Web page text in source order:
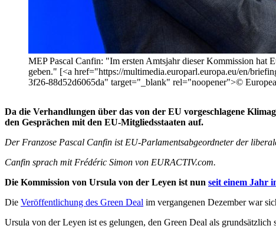
MEP Pascal Canfin: "Im ersten Amtsjahr dieser Kommission hat
geben." [<a href="https://multimedia.europarl.europa.eu/en/
3f26-88d52d6065da" target="_blank" rel="noopener">©
Da die Verhandlungen über das von der EU vorgeschlagene
den Gesprächen mit den EU-Mitgliedsstaaten auf.
Der Franzose Pascal Canfin ist EU-Parlamentsabgeordneter der
Canfin sprach mit Frédéric Simon von EURACTIV.com.
Die Kommission von Ursula von der Leyen ist nun seit einem Jahr
Die Veröffentlichung des Green Deal im vergangenen Dezember war
Ursula von der Leyen ist es gelungen, den Green Deal als